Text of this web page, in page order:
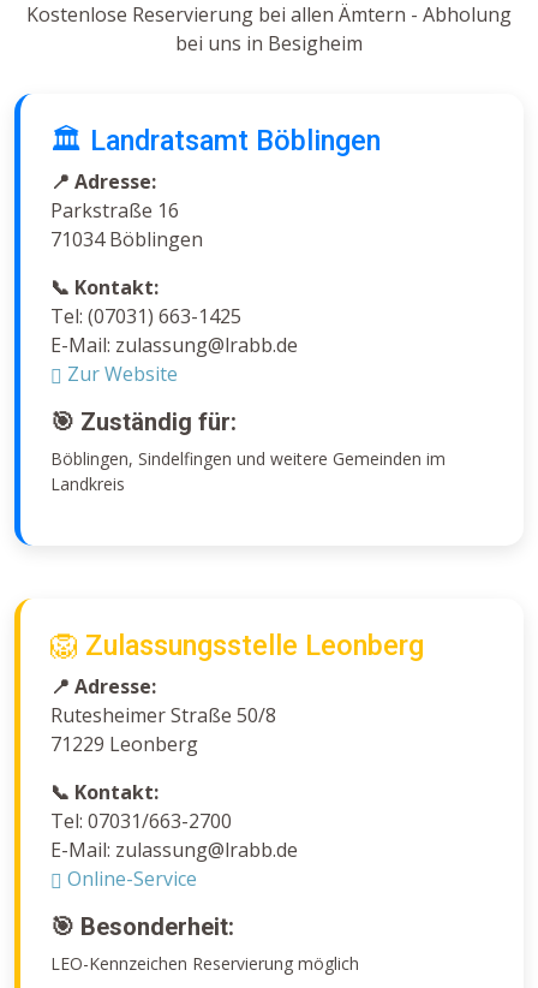
Kostenlose Reservierung bei allen Ämtern - Abholung
bei uns in Besigheim
🏛️ Landratsamt Böblingen
📍 Adresse:
Parkstraße 16
71034 Böblingen
📞 Kontakt:
Tel: (07031) 663-1425
E-Mail: zulassung@lrabb.de
Zur Website
🎯 Zuständig für:
Böblingen, Sindelfingen und weitere Gemeinden im
Landkreis
🦁 Zulassungsstelle Leonberg
📍 Adresse:
Rutesheimer Straße 50/8
71229 Leonberg
📞 Kontakt:
Tel: 07031/663-2700
E-Mail: zulassung@lrabb.de
Online-Service
🎯 Besonderheit:
LEO-Kennzeichen Reservierung möglich